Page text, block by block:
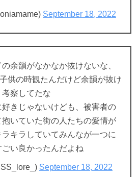
September 18, 2022
余韻がなかなか抜けないな、
供の時観たんだけど余韻が抜け
察してたな
好きじゃないけども、被害者の
いていた街の人たちの愛情が
キラしていてみんなが一つに
い良かったんだよね
September 18, 2022